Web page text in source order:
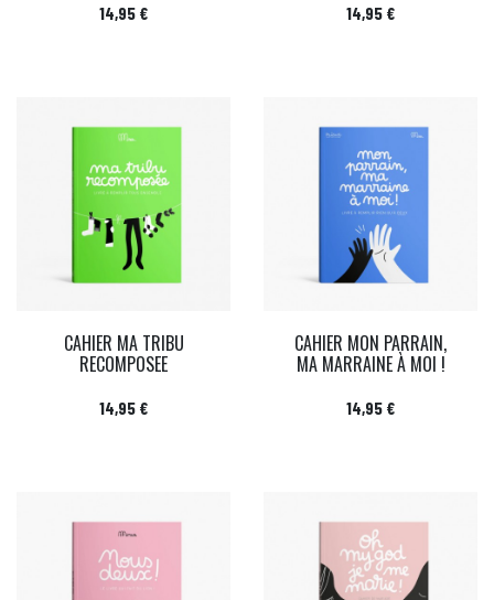
Prix
14,95 € Prix
14,95 €
CAHIER MA TRIBU
RECOMPOSEE
Prix
14,95 €
CAHIER MON PARRAIN,
MA MARRAINE À MOI !
Prix
14,95 €